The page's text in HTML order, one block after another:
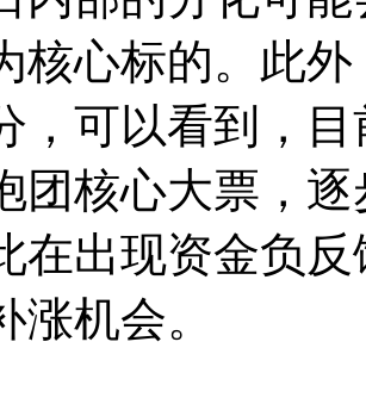
核心标的。此
，可以看到，
团核心大票，
在出现资金负
涨机会。